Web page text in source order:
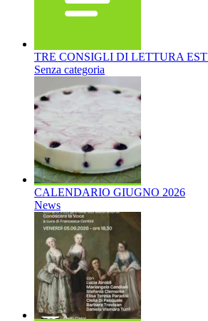
TRE CONSIGLI DI LETTURA
Senza categoria
CALENDARIO GIUGNO 2026
News